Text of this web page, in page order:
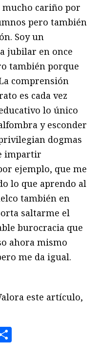
mucho cariño por
pero también
Soy un
jubilar en once
también porque
comprensión
es cada vez
lo único
y esconder
dogmas
impartir
ejemplo, que me
lo que aprendo al
también en
saltarme el
burocracia que
ahora mismo
me da igual.
este artículo,